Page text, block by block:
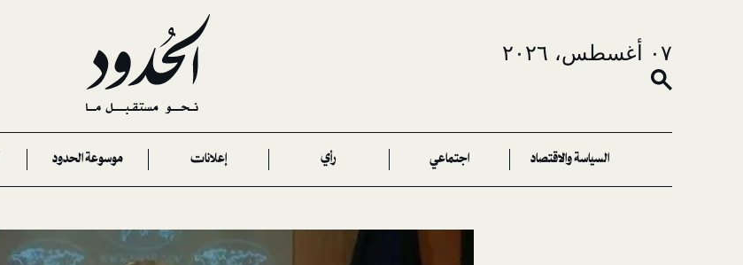
٠٧ أغسطس، ٢٠٢٦
السياسة والاقتصاد اجتماعي رأي إعلانات موسوعة الحدود